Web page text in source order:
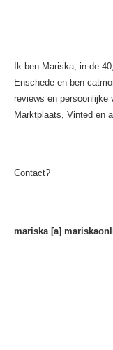
Ik ben Mariska, in de
Enschede en ben
reviews en persoonlijke
Marktplaats, Vinted en
Contact?
mariska [a]